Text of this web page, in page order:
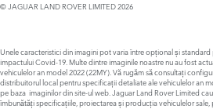
© JAGUAR LAND ROVER LIMITED 2026
Unele caracteristici din imagini pot varia între opțional și
impactului Covid-19. Multe dintre imaginile noastre nu au fost
vehiculelor an model 2022 (22MY). Vă rugăm să consultați
distribuitorul local pentru specificații detaliate ale vehiculelor an
pe baza imaginilor din site-ul web. Jaguar Land Rover Limited
îmbunătăți specificațiile, proiectarea și producția vehiculelor